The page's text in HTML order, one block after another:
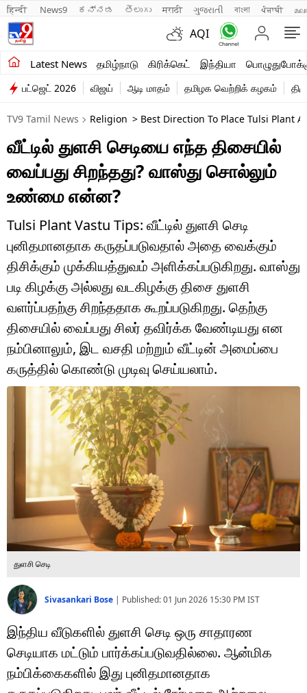
हिन्दी News9 ಕನ್ನಡ తెలుగు मराठी ગુજરાતી বাংলা ਪੰਜਾਬੀ
AQI
Latest News தமிழ்நாடு கிரிக்கெட் இந்தியா
சமீபத்திய செய்திகள்
தமிழ்நாடு
இந்தியா
உலகம்
விளையாட்டு
பொழுதுபோக்கு
லைஃப்ஸ்டைல்
வணிகம்
டெக்னாலஜி
ஆன்மீகம்
வைரல்
ஹெஃல்த்
ஷார்ட் வீடியோஸ்
வலை கதைகள்
போட்டோ கேலரி
பட்ஜெட் 2026 விஜய் ஆடி மாதம் தமிழக வெற்றிக் கழகம்
TV9 Tamil News Religion > Best Direction To Place Tulsi Plant
வீட்டில் துளசி செடியை எந்த திசையில்
வைப்பது சிறந்தது? வாஸ்து சொல்லும்
உண்மை என்ன?
Tulsi Plant Vastu Tips: வீட்டில் துளசி செடி
புனிதமானதாக கருதப்படுவதால் அதை வைக்கும்
திசிக்கும் முக்கியத்துவம் அளிக்கப்படுகிறது. வாஸ்து
படி கிழக்கு அல்லது வடகிழக்கு திசை துளசி
வளர்ப்பதற்கு சிறந்ததாக கூறப்படுகிறது. தெற்கு
திசையில் வைப்பது சிலர் தவிர்க்க வேண்டியது என
நம்பினாலும், இட வசதி மற்றும் வீட்டின் அமைப்பை
கருத்தில் கொண்டு முடிவு செய்யலாம்.
துளசி செடி
Sivasankari Bose | Published:01 Jun 2026 15:30 PM IST
இந்திய வீடுகளில் துளசி செடி ஒரு சாதாரண
செடியாக மட்டும் பார்க்கப்படுவதில்லை. ஆன்மிக
நம்பிக்கைகளில் இது புனிதமானதாக